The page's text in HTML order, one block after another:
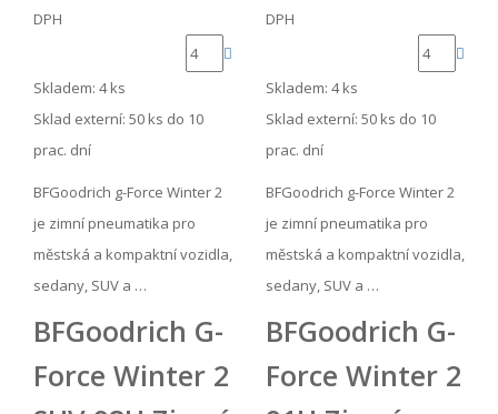
DPH
Skladem: 4 ks
Sklad externí: 50 ks do 10
prac. dní
BFGoodrich g-Force Winter 2
je zimní pneumatika pro
městská a kompaktní vozidla,
sedany, SUV a …
DPH
Skladem: 4 ks
Sklad externí: 50 ks do 10
prac. dní
BFGoodrich g-Force Winter 2
je zimní pneumatika pro
městská a kompaktní vozidla,
sedany, SUV a …
BFGoodrich G-
Force Winter 2
BFGoodrich G-
Force Winter 2